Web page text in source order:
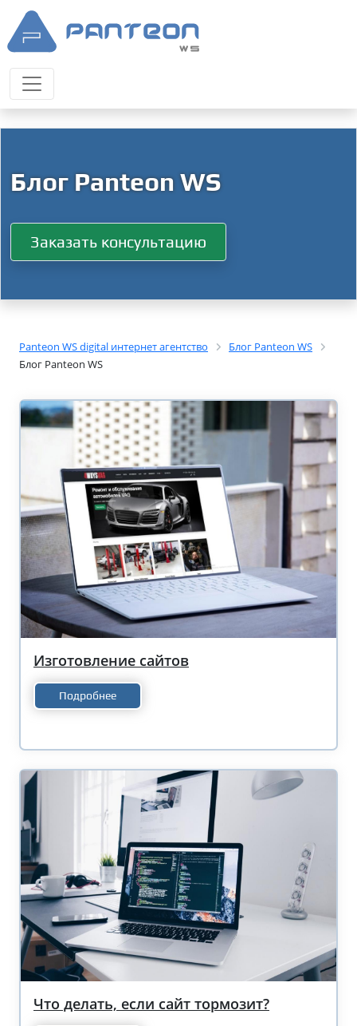
Блог Panteon WS
Заказать консультацию
Panteon WS digital интернет агентство
Блог Panteon WS
Блог Panteon WS
Изготовление сайтов
Подробнее
Что делать, если сайт тормозит?